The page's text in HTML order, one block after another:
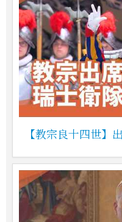
【教宗良十四世】